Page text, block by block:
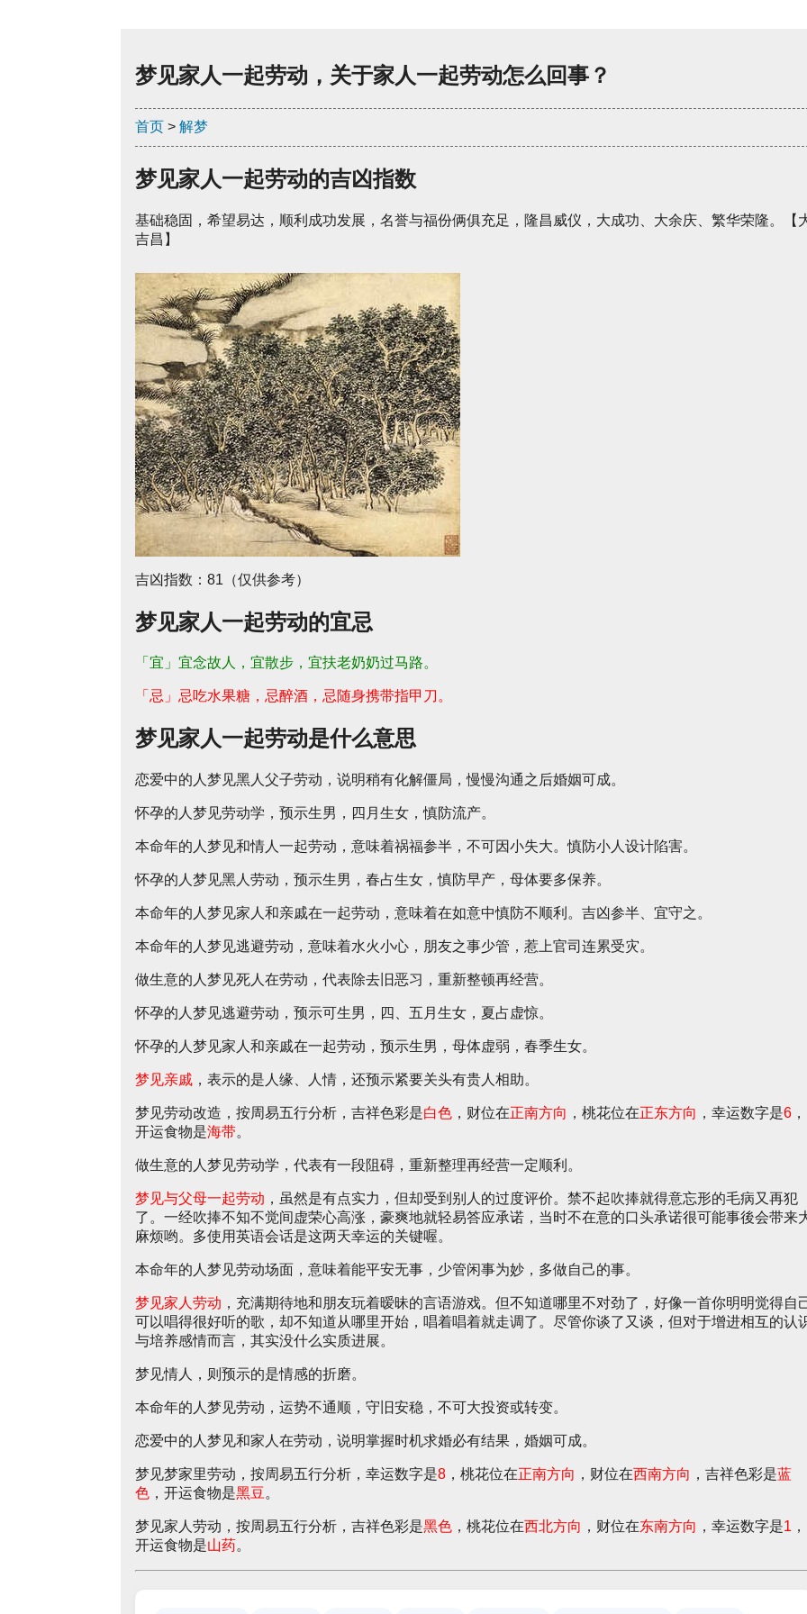
梦见家人一起劳动，关于家人一起劳动怎么回事？
首页 > 解梦
梦见家人一起劳动的吉凶指数
基础稳固，希望易达，顺利成功发展，名誉与福份俩俱充足，隆昌威仪，大成功、大余庆、繁华荣隆。【
吉昌】
吉凶指数：81（仅供参考）
梦见家人一起劳动的宜忌
「宜」宜念故人，宜散步，宜扶老奶奶过马路。
「忌」忌吃水果糖，忌醉酒，忌随身携带指甲刀。
梦见家人一起劳动是什么意思
恋爱中的人梦见黑人父子劳动，说明稍有化解僵局，慢慢沟通之后婚姻可成。
怀孕的人梦见劳动学，预示生男，四月生女，慎防流产。
本命年的人梦见和情人一起劳动，意味着祸福参半，不可因小失大。慎防小人设计陷害。
怀孕的人梦见黑人劳动，预示生男，春占生女，慎防早产，母体要多保养。
本命年的人梦见家人和亲戚在一起劳动，意味着在如意中慎防不顺利。吉凶参半、宜守之。
本命年的人梦见逃避劳动，意味着水火小心，朋友之事少管，惹上官司连累受灾。
做生意的人梦见死人在劳动，代表除去旧恶习，重新整顿再经营。
怀孕的人梦见逃避劳动，预示可生男，四、五月生女，夏占虚惊。
怀孕的人梦见家人和亲戚在一起劳动，预示生男，母体虚弱，春季生女。
梦见亲戚 ，表示的是人缘、人情，还预示紧要关头有贵人相助。
梦见劳动改造，按周易五行分析，吉祥色彩是白色 ，财位在正南方向 ，桃花位在正东方向 ，幸运数字是6 ，
开运食物是海带。
做生意的人梦见劳动学，代表有一段阻碍，重新整理再经营一定顺利。
梦见与父母一起劳动 ，虽然是有点实力，但却受到别人的过度评价。禁不起吹捧就得意忘形的毛病又再犯
了。一经吹捧不知不觉间虚荣心高涨，豪爽地就轻易答应承诺，当时不在意的口头承诺很可能事後会带来
麻烦哟。多使用英语会话是这两天幸运的关键喔。
本命年的人梦见劳动场面，意味着能平安无事，少管闲事为妙，多做自己的事。
梦见家人劳动 ，充满期待地和朋友玩着暧昧的言语游戏。但不知道哪里不对劲了，好像一首你明明觉得自
可以唱得很好听的歌，却不知道从哪里开始，唱着唱着就走调了。尽管你谈了又谈，但对于增进相互的认
与培养感情而言，其实没什么实质进展。
梦见情人，则预示的是情感的折磨。
本命年的人梦见劳动，运势不通顺，守旧安稳，不可大投资或转变。
恋爱中的人梦见和家人在劳动，说明掌握时机求婚必有结果，婚姻可成。
梦见梦家里劳动，按周易五行分析，幸运数字是8 ，桃花位在正南方向 ，财位在西南方向 ，吉祥色彩是蓝
色 ，开运食物是黑豆。
梦见家人劳动，按周易五行分析，吉祥色彩是黑色 ，桃花位在西北方向 ，财位在东南方向 ，幸运数字是1 ，
开运食物是山药。